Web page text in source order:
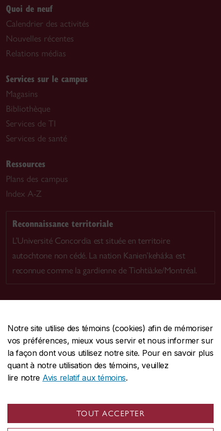
Notre site utilise des témoins (cookies) afin de mémoriser
vos préférences, mieux vous servir et nous informer sur
la façon dont vous utilisez notre site. Pour en savoir plus
quant à notre utilisation des témoins, veuillez
lire notre Avis relatif aux témoins.
TOUT ACCEPTER
Quoi de neuf
Calendrier des activités
Nouvelles récentes
Relations médias
Services sur le campus
Magasins
Bibliothèque
Services de TI
Services de santé
Ressources
Plans des campus
Index A-Z
Reconnaissance territoriale
L’Université Concordia est située en territoire
autochtone non cédé. La nation Kanien’kehá:ka est
reconnue comme la gardienne de Tiohtià:ke/Montréal.
CENTRALE514-848-2424
URGENCE514-848-3717
Protection et prévention | Accessibilité | Confidentialité
Conditions d'utilisation |
© Université Concordia. Montréal, QC, Canada